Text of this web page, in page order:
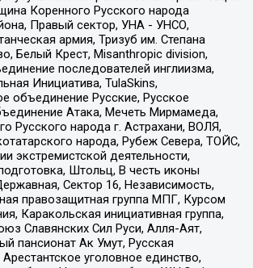
Коренного Русского народа
Правый сектор, УНА - УНСО,
армия, Тризуб им. Степана
Белый Крест, Misanthropic division,
последователей инглиизма,
Инициатива, TulaSkins,
объединение Русские, Русское
Атака, Мечеть Мирмамеда,
Русского народа г. Астрахани, ВОЛЯ,
народа, Рубеж Севера, ТОЙС,
экстремистской деятельности,
Штольц, В честь иконы
Сектор 16, Независимость,
правозащитная группа МПГ, Курсом
Каракольская инициативная группа,
Славянских Сил Руси, Алля-Аят,
пансионат Ак Умут, Русская
уголовное единство,